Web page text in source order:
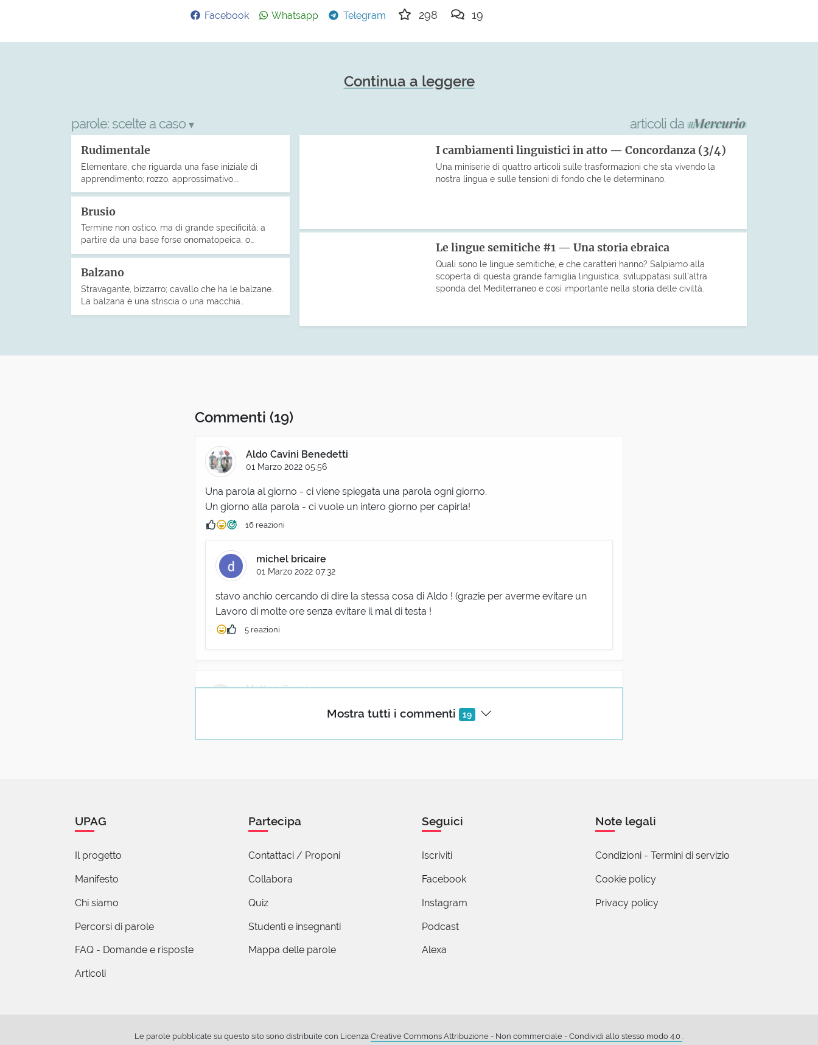
Facebook Whatsapp Telegram 298 19
Continua a leggere
parole: scelte a caso ▾
Rudimentale
Elementare, che riguarda una fase iniziale di
apprendimento; rozzo, approssimativo,…
Brusio
Termine non ostico, ma di grande specificità; a
partire da una base forse onomatopeica, o…
Balzano
Stravagante, bizzarro; cavallo che ha le balzane.
La balzana è una striscia o una macchia…
articoli da
I cambiamenti linguistici in atto — Concordanza (3/4)
Una miniserie di quattro articoli sulle trasformazioni che sta vivendo la
nostra lingua e sulle tensioni di fondo che le determinano.
Le lingue semitiche #1 — Una storia ebraica
Quali sono le lingue semitiche, e che caratteri hanno? Salpiamo alla
scoperta di questa grande famiglia linguistica, sviluppatasi sull’altra
sponda del Mediterraneo e così importante nella storia delle civiltà.
Commenti (19)
Mostra tutti i commenti 19
Aldo Cavini Benedetti
01 Marzo 2022 05:56
Una parola al giorno - ci viene spiegata una parola ogni giorno.
Un giorno alla parola - ci vuole un intero giorno per capirla!
16 reazioni
michel bricaire
01 Marzo 2022 07:32
stavo anchio cercando di dire la stessa cosa di Aldo ! (grazie per averme evitare un
Lavoro di molte ore senza evitare il mal di testa !
5 reazioni
Matteo Zanni
Qui però il significato non cambia molto.
5 reazioni
01 Marzo 2022 19:18
Non cambia molto per chi sta al centro.
Se i primi finiscono ultimi e gli altri scalano, chi stava al centro si ritrova primo.
Se gli ultimi diventano primi e gli altri scalano, chi stava al centro si ritrova ultimo.
Mara Tescari
UPAG
Il progetto
Manifesto
Chi siamo
Percorsi di parole
FAQ - Domande e risposte
Articoli
Partecipa
Contattaci / Proponi
Collabora
Quiz
Studenti e insegnanti
Mappa delle parole
Seguici
Iscriviti
Facebook
Instagram
Podcast
Alexa
Note legali
Condizioni - Termini di servizio
Cookie policy
Privacy policy
Le parole pubblicate su questo sito sono distribuite con Licenza Creative Commons Attribuzione - Non commerciale - Condividi allo stesso modo 4.0 .